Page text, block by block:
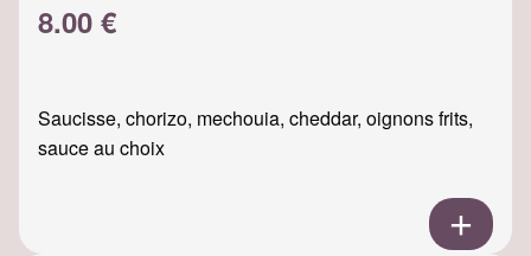
8.00 €
Saucisse, chorizo, mechouia, cheddar, oignons frits,
sauce au choix